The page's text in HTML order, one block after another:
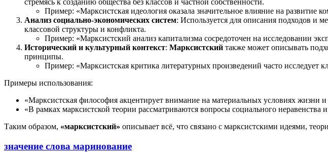
Пример: «Марксистская идеология оказала значительное влияние на развитие
Анализ социально-экономических систем: Используется для описания подходов и
классовой структуры и конфликта.
Пример: «Марксистский анализ капитализма сосредоточен на исследовании
Исторический и культурный контекст: Марксистский также может описывать
принципы.
Пример: «Марксистская критика литературных произведений часто исследует
Примеры использования:
«Марксистская философия акцентирует внимание на материальных условиях жизни
«В рамках марксистской теории рассматриваются вопросы социального неравенства
Таким образом, «марксистский» описывает всё, что связано с марксистскими идеями,
значение слова маринование